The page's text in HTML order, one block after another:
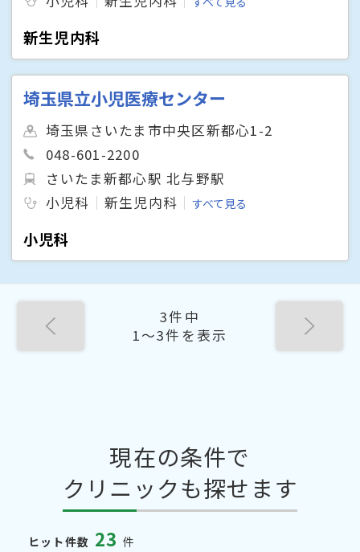
新生児内科
埼玉県立小児医療センター
埼玉県さいたま市中央区新都心1-2
048-601-2200
さいたま新都心駅 北与野駅
小児科
新生児内科 すべて見る
小児科
3件中
1〜3件を表示
現在の条件で
クリニックも探せます
ヒット件数 23 件